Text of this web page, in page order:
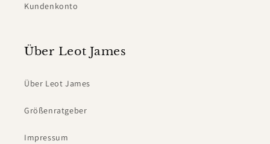
Kundenkonto
Über Leot James
Über Leot James
Größenratgeber
Impressum